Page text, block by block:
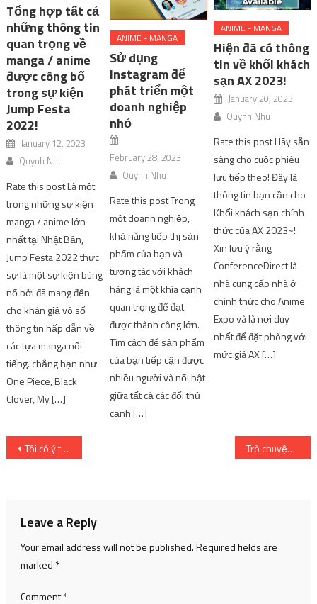
Tổng hợp tất cả
những thông tin
quan trọng về
manga / anime
được công bố
trong sự kiện
Jump Festa
2022!
January 12, 2023
Quynh Nhu
Rate this post Là một
trong những sự kiện
manga / anime lớn
nhất tại Nhật Bản,
Jump Festa 2022 thực
sự là một sự kiện bùng
nổ bởi đã mang đến
cho khán giả vô số
thông tin hấp dẫn về
các tựa manga nổi
tiếng. chẳng hạn như
One Piece, Black
Clover, My […]
ANIME - MANGA
Sử dụng
Instagram để
phát triển một
doanh nghiệp
nhỏ
February 28, 2023
Quynh Nhu
Rate this post Trong
một doanh nghiệp,
khả năng tiếp thị sản
phẩm của bạn và
tương tác với khách
hàng là một khía cạnh
quan trọng để đạt
được thành công lớn.
Tìm cách để sản phẩm
của bạn tiếp cận được
nhiều người và nổi bật
giữa tất cả các đối thủ
cạnh […]
ANIME - MANGA
Hiện đã có thông
tin về khối khách
sạn AX 2023!
January 20, 2023
Quynh Nhu
Rate this post Hãy sẵn
sàng cho cuộc phiêu
lưu tiếp theo! Đây là
thông tin bạn cần cho
Khối khách sạn chính
thức của AX 2023~!
Xin lưu ý rằng
ConferenceDirect là
nhà cung cấp nhà ở
chính thức cho Anime
Expo và là nơi duy
nhất để đặt phòng với
mức giá AX […]
Post
Tôi có ý tưởng về Giấy phép quét tạm thời – Trò chuyện GLORIO Tập 130: Các biến thể luật Dodgeball nâng cao
Leave a Reply
Your email address will not be published.Required fields are
marked *
Comment*